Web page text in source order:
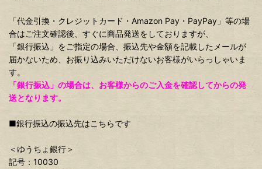
「代金引換・クレジットカード・Amazon Pay・PayPay」等の場
合はご注文確認後、すぐに商品発送をしておりますが、
「銀行振込」をご指定の場合、振込先や金額を記載したメールが
届かないため、お振り込みいただけないお客様がいらっしゃいま
す。
「銀行振込」の場合は、お客様からのご入金を確認してからの発
送となります。
■銀行振込の振込先はこちらです
＜ゆうちょ銀行＞
記号：10030